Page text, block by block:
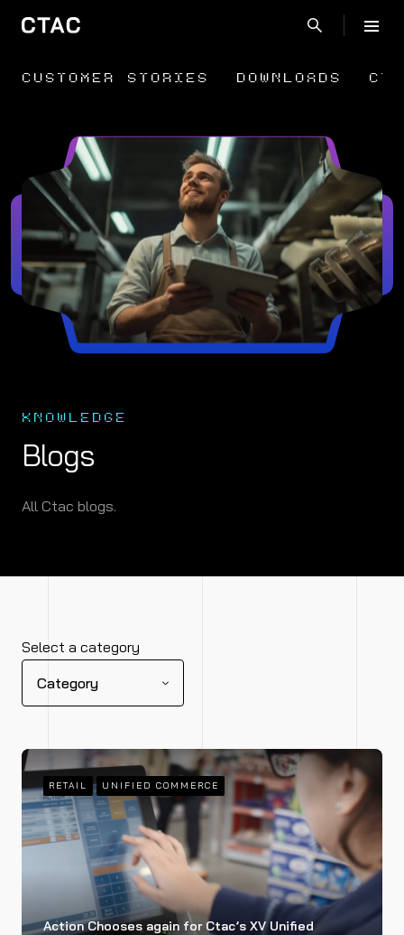
KNOWLEDGE
Blogs
All Ctac blogs.
CUSTOMER STORIES DOWNLOADS
Select a category
Category
Desktop specialisation
RETAIL UNIFIED COMMERCE
Action Chooses again for Ctac’s XV Unified